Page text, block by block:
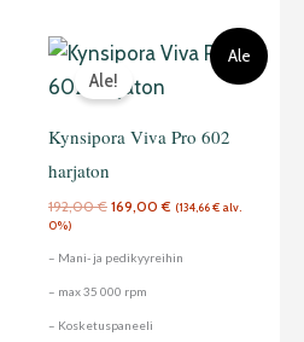
Ale
Ale!
Kynsipora Viva Pro 602
harjaton
192,00€
Alkuperäinen
hinta
oli:
192,00 €.
169,00€
Nykyinen
hinta
(134,66€ alv.
0%)
– Mani- ja pedikyyreihin
– max 35 000 rpm
– Kosketuspaneeli